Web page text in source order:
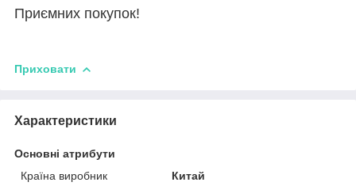
Приємних покупок!
Приховати
Характеристики
Основні атрибути
Країна виробник
Китай